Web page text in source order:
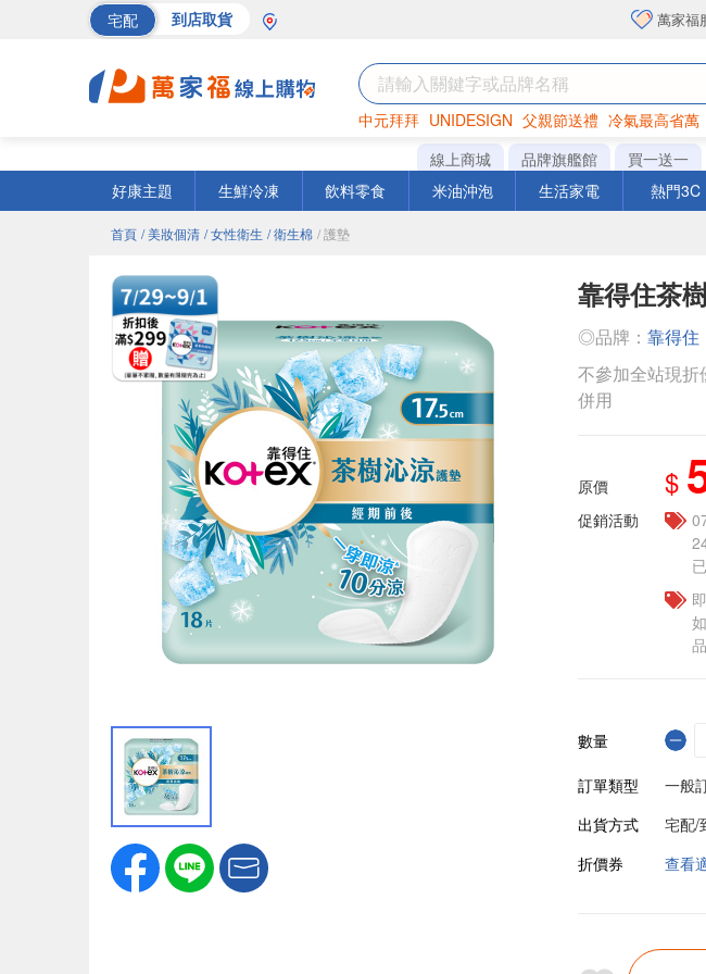
宅配 到店取貨 萬家福
中元拜拜 UNIDESIGN 父親節送禮 冷氣最高省萬
罐頭 海苔 洋芋片
線上商城 品牌旗艦館 買一送一
好康主題
生鮮冷凍 飲料零食 米油沖泡 生活家電 熱門3C
首頁 / 美妝個清 / 女性衛生 / 衛生棉 / 護墊
靠得住茶
◎品牌： 靠得住
不參加全站現
併用
原價 $
促銷活動
數量
訂單類型
一般
出貨方式
宅配/
折價券
查看